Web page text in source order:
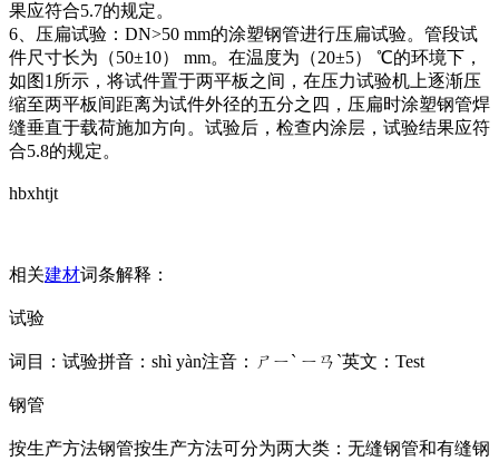
果应符合5.7的规定。
6、压扁试验：DN>50 mm的涂塑钢管进行压扁试验。管段试
件尺寸长为（50±10） mm。在温度为（20±5） ℃的环境下，
如图1所示，将试件置于两平板之间，在压力试验机上逐渐压
缩至两平板间距离为试件外径的五分之四，压扁时涂塑钢管焊
缝垂直于载荷施加方向。试验后，检查内涂层，试验结果应符
合5.8的规定。
hbxhtjt
相关建材词条解释：
试验
词目：试验拼音：shì yàn注音：ㄕㄧˋ ㄧㄢˋ英文：Test
钢管
按生产方法钢管按生产方法可分为两大类：无缝钢管和有缝钢